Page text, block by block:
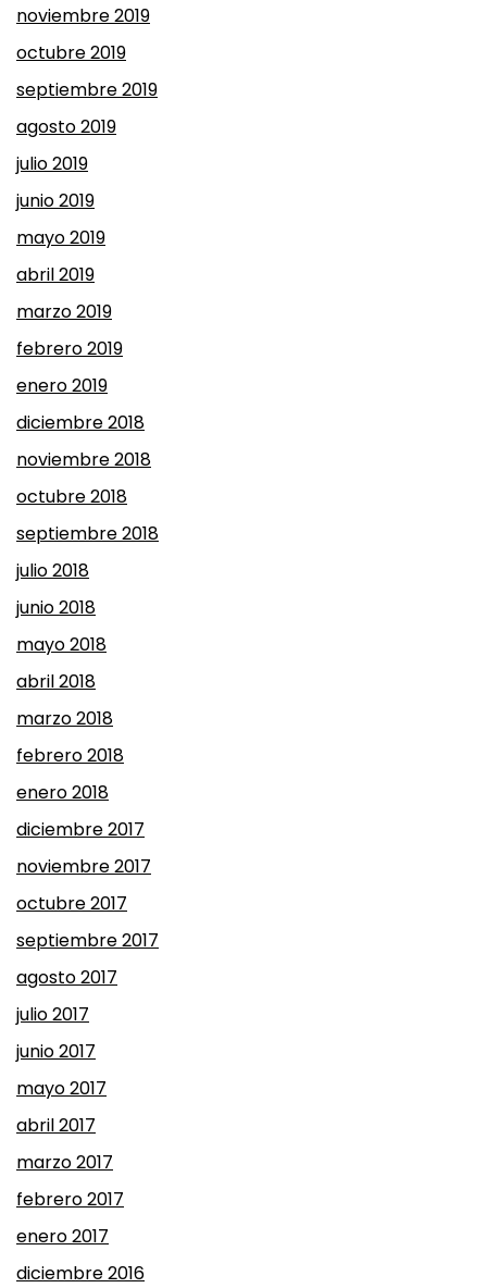
noviembre 2019
octubre 2019
septiembre 2019
agosto 2019
julio 2019
junio 2019
mayo 2019
abril 2019
marzo 2019
febrero 2019
enero 2019
diciembre 2018
noviembre 2018
octubre 2018
septiembre 2018
julio 2018
junio 2018
mayo 2018
abril 2018
marzo 2018
febrero 2018
enero 2018
diciembre 2017
noviembre 2017
octubre 2017
septiembre 2017
agosto 2017
julio 2017
junio 2017
mayo 2017
abril 2017
marzo 2017
febrero 2017
enero 2017
diciembre 2016